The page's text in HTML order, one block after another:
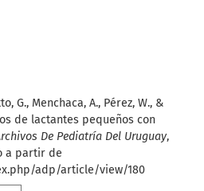
G., Menchaca, A., Pérez, W., &
de lactantes pequeños con
De Pediatría Del Uruguay,
a partir de
adp/article/view/180